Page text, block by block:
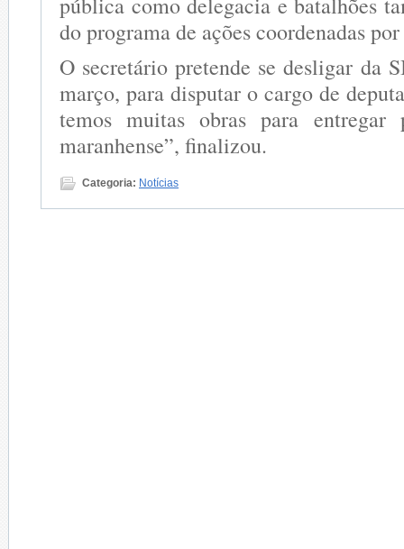
pública como delegacia e batalhões
do programa de ações coordenadas
O secretário pretende se desligar da
março, para disputar o cargo de
temos muitas obras para entregar
maranhense”, finalizou.
Categoria: Notícias